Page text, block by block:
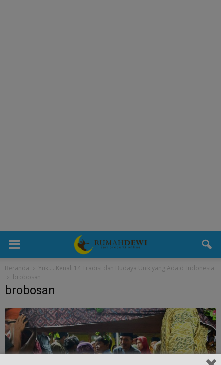
Beranda
Yuk…. Kenali 14 Tradisi dan Budaya Unik yang Ada di Indonesia
brobosan
brobosan